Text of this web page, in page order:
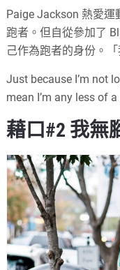
Paige Jackson 熱愛
跑者。但自從參加了
己作為跑者的身份。
Just because I’m not
mean I’m any less of
藉口#2 我無